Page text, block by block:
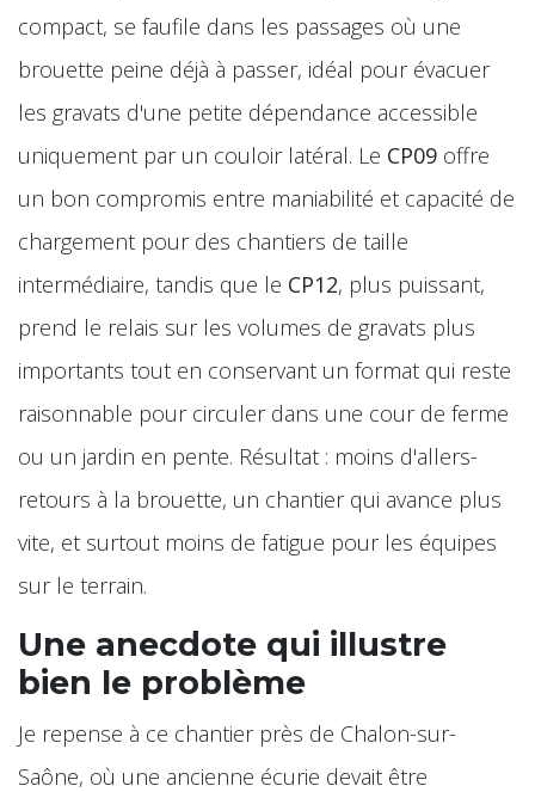
compact, se faufile dans les passages où une
brouette peine déjà à passer, idéal pour évacuer
les gravats d'une petite dépendance accessible
uniquement par un couloir latéral. Le CP09 offre
un bon compromis entre maniabilité et capacité de
chargement pour des chantiers de taille
intermédiaire, tandis que le CP12, plus puissant,
prend le relais sur les volumes de gravats plus
importants tout en conservant un format qui reste
raisonnable pour circuler dans une cour de ferme
ou un jardin en pente. Résultat : moins d'allers-
retours à la brouette, un chantier qui avance plus
vite, et surtout moins de fatigue pour les équipes
sur le terrain.
Une anecdote qui illustre
bien le problème
Je repense à ce chantier près de Chalon-sur-
Saône, où une ancienne écurie devait être